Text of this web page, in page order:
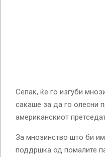
Сепак, ќе го изгуби
сакаше за да го олесни
американскиот
За мнозинство што би
поддршка од помалите